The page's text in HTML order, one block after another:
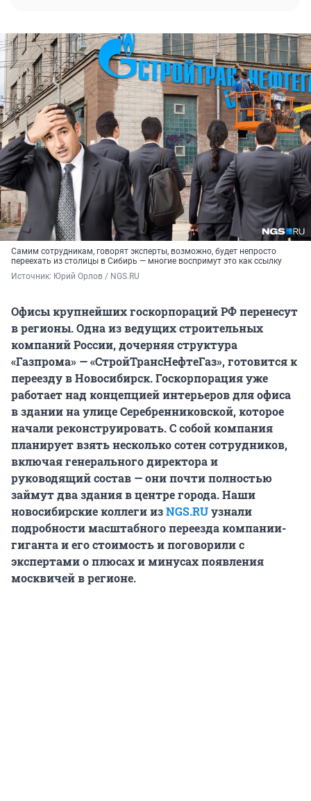
Самим сотрудникам, говорят эксперты, возможно, будет непросто
переехать из столицы в Сибирь — многие воспримут это как ссылку
Источник: Юрий Орлов / NGS.RU
Офисы крупнейших госкорпораций РФ перенесут
в регионы. Одна из ведущих строительных
компаний России, дочерняя структура
«Газпрома» — «СтройТрансНефтеГаз», готовится к
переезду в Новосибирск. Госкорпорация уже
работает над концепцией интерьеров для офиса
в здании на улице Серебренниковской, которое
начали реконструировать. С собой компания
планирует взять несколько сотен сотрудников,
включая генерального директора и
руководящий состав — они почти полностью
займут два здания в центре города. Наши
новосибирские коллеги изNGS.RUузнали
подробности масштабного переезда компании-
гиганта и его стоимость и поговорили с
экспертами о плюсах и минусах появления
москвичей в регионе.